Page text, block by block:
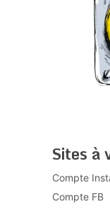
Sites à
Compte
Compte FB